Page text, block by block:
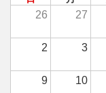
26 27
2 3
9 10